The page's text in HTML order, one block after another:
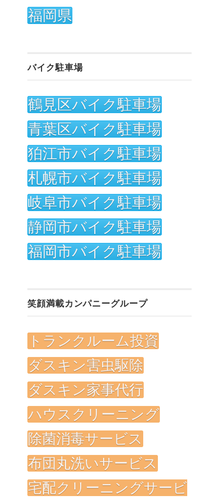
福岡県
バイク駐車場
鶴見区バイク駐車場
青葉区バイク駐車場
狛江市バイク駐車場
札幌市バイク駐車場
岐阜市バイク駐車場
静岡市バイク駐車場
福岡市バイク駐車場
笑顔満載カンパニーグループ
トランクルーム投資
ダスキン害虫駆除
ダスキン家事代行
ハウスクリーニング
除菌消毒サービス
布団丸洗いサービス
宅配クリーニングサービ